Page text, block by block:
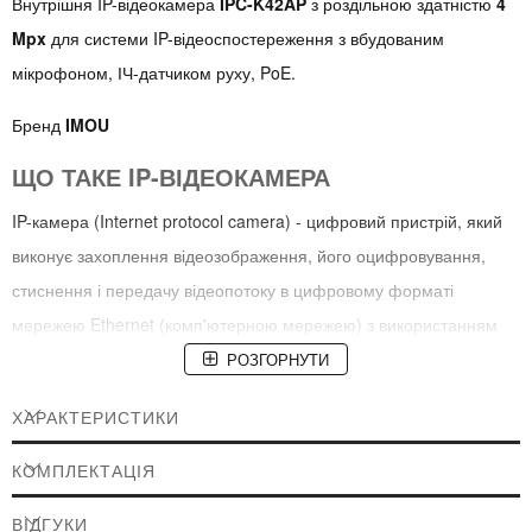
Mpx для системи IP-відеоспостереження з вбудованим
мікрофоном, ІЧ-датчиком руху, PoE.
Бренд IMOU
ЩО ТАКЕ IP-ВІДЕОКАМЕРА
IP-камера (Internet protocol camera) - цифровий пристрій, який
виконує захоплення відеозображення, його оцифровування,
стиснення і передачу відеопотоку в цифровому форматі
мережею Ethernet (комп'ютерною мережею) з використанням
ПРИЗНАЧЕННЯ
що відбуваються в складі мережевих систем охоронного
відеоспостереження (ip-відеоспостереження) з високою
РОЗГОРНУТИ
ХАРАКТЕРИСТИКИ
КОМПЛЕКТАЦІЯ
ВІДГУКИ